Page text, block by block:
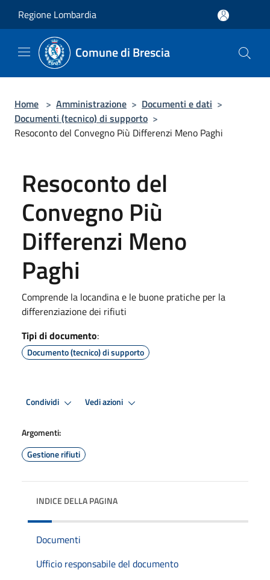
Regione Lombardia
Comune di Brescia
Home > Amministrazione > Documenti e dati >
Documenti (tecnico) di supporto >
Resoconto del Convegno Più Differenzi Meno Paghi
Resoconto del
Convegno Più
Differenzi Meno
Paghi
Comprende la locandina e le buone pratiche per la
differenziazione dei rifiuti
Tipi di documento:
Documento (tecnico) di supporto
Condividi Vedi azioni
Argomenti:
Gestione rifiuti
INDICE DELLA PAGINA
Documenti
Ufficio responsabile del documento